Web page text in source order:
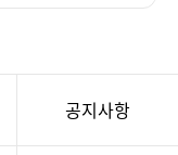
기
공지사항